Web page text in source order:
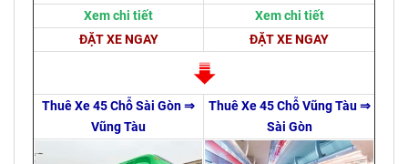
Xem chi tiết
Xem chi tiết
ĐẶT XE NGAY
ĐẶT XE NGAY
Thuê Xe 45 Chỗ Sài Gòn ⇒
Vũng Tàu
Thuê Xe 45 Chỗ Vũng Tàu ⇒
Sài Gòn